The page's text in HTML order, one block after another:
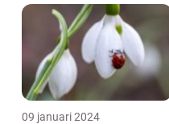
09 januari 2024